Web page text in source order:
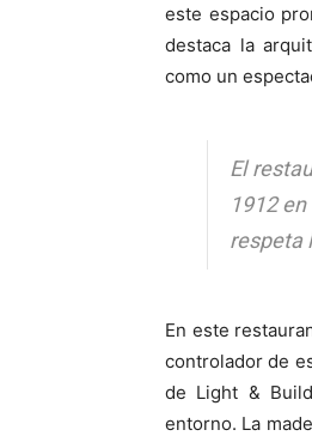
este espacio
destaca la
como un
El
1912
respeta
En este
controlador de
de Light &
entorno. La